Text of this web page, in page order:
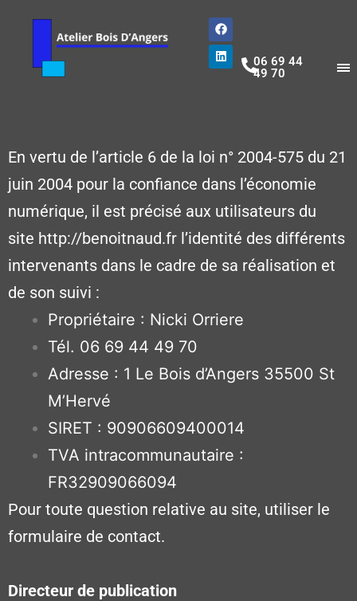
06 69 44
49 70
En vertu de l’article 6 de la loi n° 2004-575 du 21
juin 2004 pour la confiance dans l’économie
numérique, il est précisé aux utilisateurs du
site http://benoitnaud.fr l’identité des différents
intervenants dans le cadre de sa réalisation et
de son suivi :
Propriétaire : Nicki Orriere
Tél. 06 69 44 49 70
Adresse : 1 Le Bois d’Angers 35500 St
M’Hervé
SIRET : 90906609400014
TVA intracommunautaire :
FR32909066094
Pour toute question relative au site, utiliser le
formulaire de contact.
Directeur de publication